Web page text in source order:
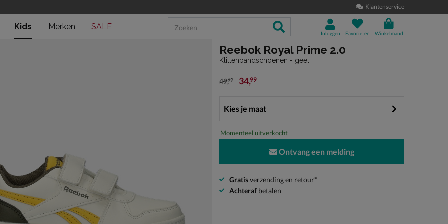
Klantenservice
Kids Merken SALE
Inloggen Favorieten Winkelmand
Reebok Royal Prime 2.0
Klittenbandschoenen - geel
van € 49,99 voor € 34,99
49,99 34,99
Kies je maat
Momenteel uitverkocht
Ontvang een melding
Gratisverzending en retour*
Achteraf betalen